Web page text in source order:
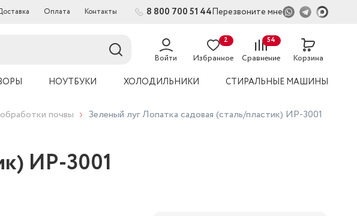
Оплата Контакты 8 800 700 51 44Перезвоните мне
Войти Избранное
2
Сравнение
54
Корзина
НОУТБУКИ ХОЛОДИЛЬНИКИ СТИРАЛЬНЫЕ МАШИНЫ
почвы Зеленый луг Лопатка садовая (сталь/пластик) ИР-3001
ИР-3001